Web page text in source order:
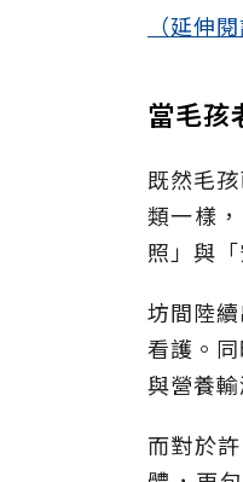
（延伸
當毛孩
既然毛
類一樣
照」與
坊間陸
看護。
與營養
而對於